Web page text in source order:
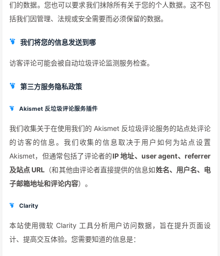
们的数据。您也可以要求我们抹除所有关于您的个人数据。这不包
括我们因管理、法规或安全需要而必须保留的数据。
我们将您的信息发送到哪
访客评论可能会被自动垃圾评论监测服务检查。
第三方服务隐私政策
Akismet 反垃圾评论服务插件
我们收集关于在使用我们的 Akismet 反垃圾评论服务的站点处评论
的访客的信息。我们收集的信息取决于用户如何为站点设置
Akismet，但通常包括了评论者的IP 地址、user agent、referrer
及站点 URL （和其他由评论者直接提供的信息如姓名、用户名、电
子邮箱地址和评论内容）。
Clarity
本站使用微软 Clarity 工具分析用户访问数据，旨在提升页面设
计、提高交互体验。您需要知道的信息是：